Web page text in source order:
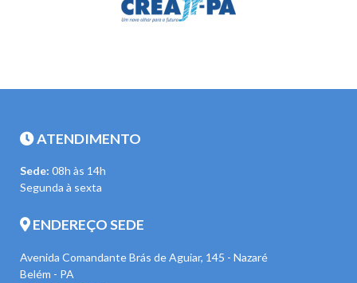
ATENDIMENTO
Sede: 08h às 14h
Segunda à sexta
ENDEREÇO SEDE
Avenida Comandante Brás de Aguiar, 145 - Nazaré
Belém - PA